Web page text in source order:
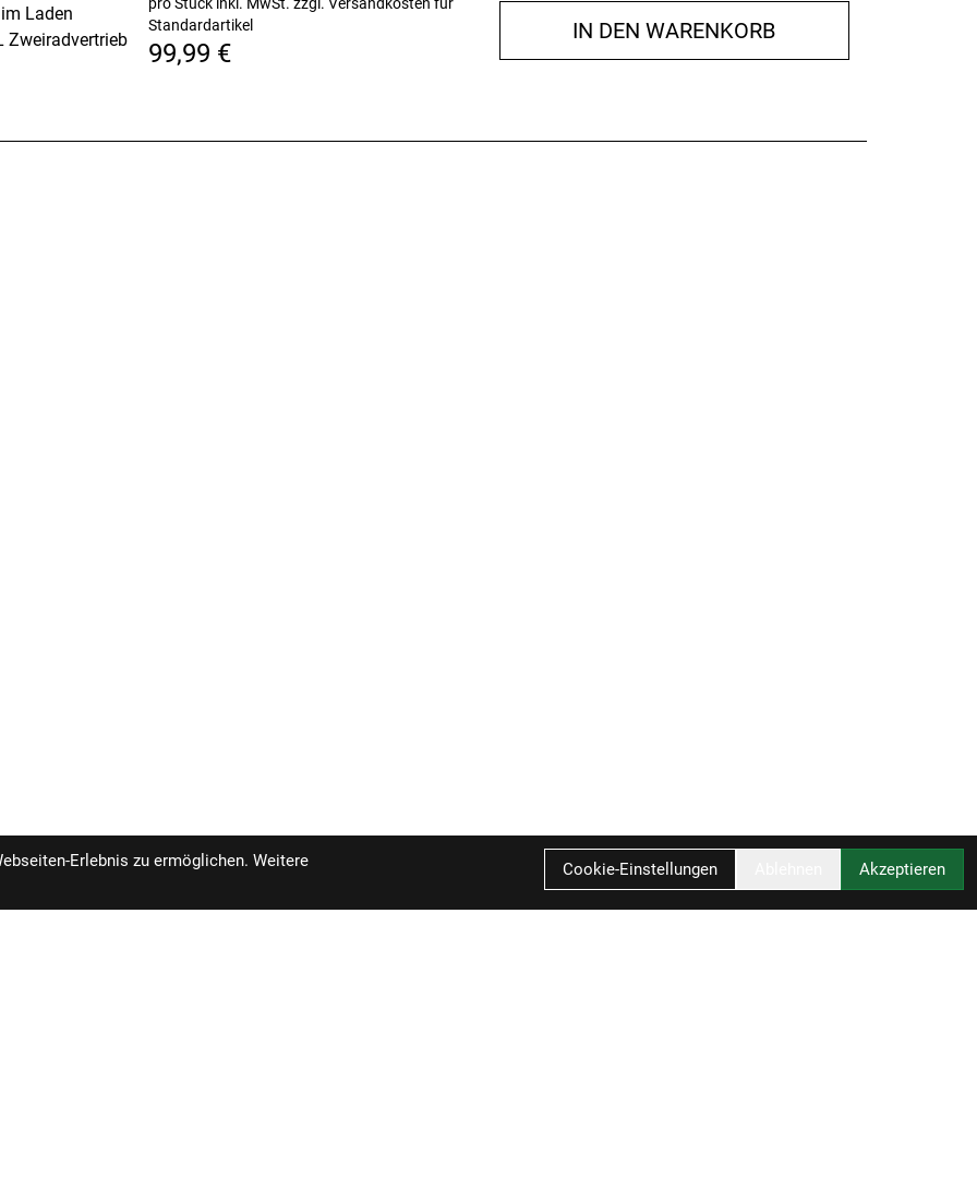
/ 5 % thermoplastisches
Laden
Zweiradvertrieb
Standardartikel
99,99 €
IN DEN WARENKORB
Erlebnis zu ermöglichen. Weitere
Cookie-Einstellungen Akzeptieren